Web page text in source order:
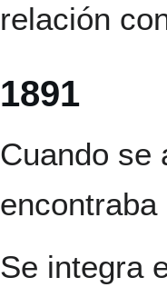
relación
1891
Cuando se
Se integra